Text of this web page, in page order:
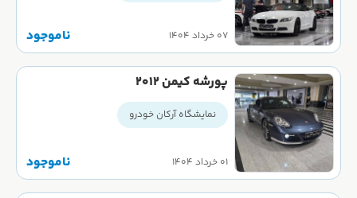
۰۷ خرداد ۱۴۰۴ ناموجود
پورشه کیمن ۲۰۱۲
نمایشگاه آرکان خودرو
۰۱ خرداد ۱۴۰۴ ناموجود